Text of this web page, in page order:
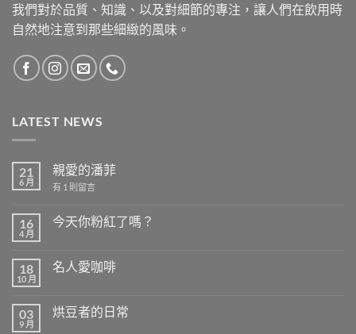
我們對於品質、知識、以及對細節的專注，讓人們在飲用時
自然地注意到那些細緻的風味。
LATEST NEWS
21
6 月
親愛的潘菲
在
的
潘
有 1 則留言
16
4 月
今天你粉紅了嗎？
你
嗎？〉
中
留
言
18
10 月
名人愛咖啡
愛
留
言
03
9 月
烘豆者的日常